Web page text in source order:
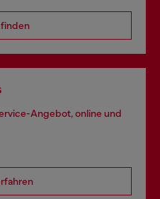
Angebot, online und